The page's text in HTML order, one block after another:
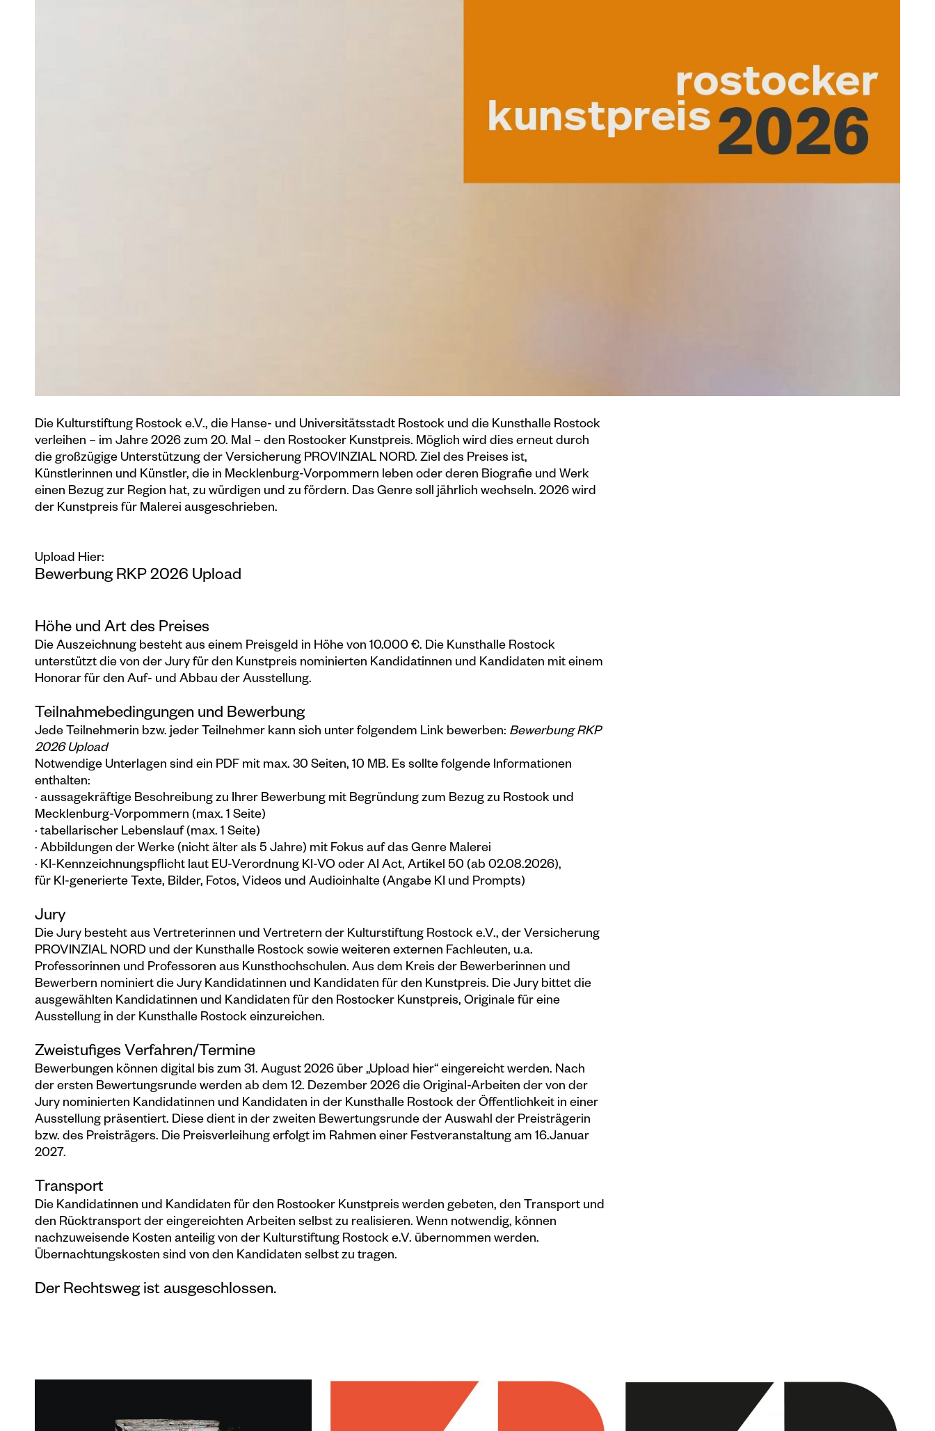
Die Kulturstiftung Rostock e.V., die Hanse- und Universitätsstadt Rostock und die Kunsthalle Rostock
verleihen – im Jahre 2026 zum 20. Mal – den Rostocker Kunstpreis. Möglich wird dies erneut durch
die großzügige Unterstützung der Versicherung PROVINZIAL NORD. Ziel des Preises ist,
Künstlerinnen und Künstler, die in Mecklenburg-Vorpommern leben oder deren Biografie und Werk
einen Bezug zur Region hat, zu würdigen und zu fördern. Das Genre soll jährlich wechseln. 2026 wird
der Kunstpreis für Malerei ausgeschrieben.
Upload Hier:
Bewerbung RKP 2026 Upload
Höhe und Art des Preises
Die Auszeichnung besteht aus einem Preisgeld in Höhe von 10.000 €. Die Kunsthalle Rostock
unterstützt die von der Jury für den Kunstpreis nominierten Kandidatinnen und Kandidaten mit einem
Honorar für den Auf- und Abbau der Ausstellung.
Teilnahmebedingungen und Bewerbung
Jede Teilnehmerin bzw. jeder Teilnehmer kann sich unter folgendem Link bewerben: Bewerbung RKP
2026 Upload
Notwendige Unterlagen sind ein PDF mit max. 30 Seiten, 10 MB. Es sollte folgende Informationen
enthalten:
· aussagekräftige Beschreibung zu Ihrer Bewerbung mit Begründung zum Bezug zu Rostock und
Mecklenburg-Vorpommern (max. 1 Seite)
· tabellarischer Lebenslauf (max. 1 Seite)
· Abbildungen der Werke (nicht älter als 5 Jahre) mit Fokus auf das Genre Malerei
· KI-Kennzeichnungspflicht laut EU-Verordnung KI-VO oder AI Act, Artikel 50 (ab 02.08.2026),
für KI-generierte Texte, Bilder, Fotos, Videos und Audioinhalte (Angabe KI und Prompts)
Jury
Die Jury besteht aus Vertreterinnen und Vertretern der Kulturstiftung Rostock e.V., der Versicherung
PROVINZIAL NORD und der Kunsthalle Rostock sowie weiteren externen Fachleuten, u.a.
Professorinnen und Professoren aus Kunsthochschulen. Aus dem Kreis der Bewerberinnen und
Bewerbern nominiert die Jury Kandidatinnen und Kandidaten für den Kunstpreis. Die Jury bittet die
ausgewählten Kandidatinnen und Kandidaten für den Rostocker Kunstpreis, Originale für eine
Ausstellung in der Kunsthalle Rostock einzureichen.
Zweistufiges Verfahren/Termine
Bewerbungen können digital bis zum 31. August 2026 über „Upload hier“ eingereicht werden. Nach
der ersten Bewertungsrunde werden ab dem 12. Dezember 2026 die Original-Arbeiten der von der
Jury nominierten Kandidatinnen und Kandidaten in der Kunsthalle Rostock der Öffentlichkeit in einer
Ausstellung präsentiert. Diese dient in der zweiten Bewertungsrunde der Auswahl der Preisträgerin
bzw. des Preisträgers. Die Preisverleihung erfolgt im Rahmen einer Festveranstaltung am 16.Januar
2027.
Transport
Die Kandidatinnen und Kandidaten für den Rostocker Kunstpreis werden gebeten, den Transport und
den Rücktransport der eingereichten Arbeiten selbst zu realisieren. Wenn notwendig, können
nachzuweisende Kosten anteilig von der Kulturstiftung Rostock e.V. übernommen werden.
Übernachtungskosten sind von den Kandidaten selbst zu tragen.
Der Rechtsweg ist ausgeschlossen.